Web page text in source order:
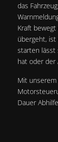
das
Kraft
übergeht,
starten lässt
hat oder der
Mit
Dauer